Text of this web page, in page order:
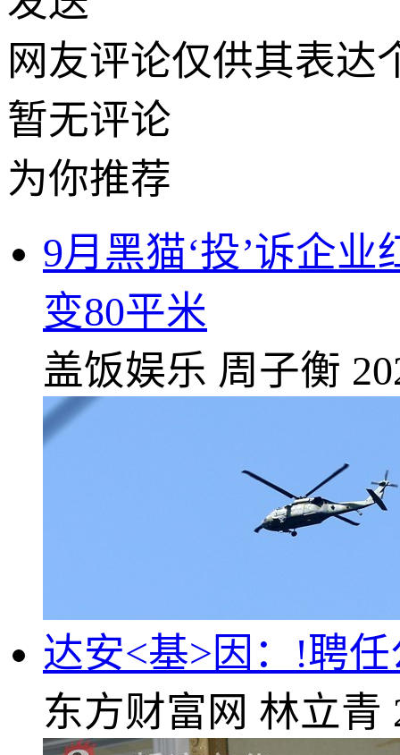
网友评论仅供其表达
暂无评论
为你推荐
9月黑猫‘投’诉企
变80平米
盖饭娱乐 周子衡
达安<基>因：!聘
东方财富网 林立青